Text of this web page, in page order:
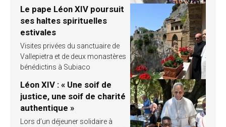
Le pape Léon XIV poursuit
ses haltes spirituelles
estivales
Visites privées du sanctuaire de
Vallepietra et de deux monastères
bénédictins à Subiaco
Léon XIV : « Une soif de
justice, une soif de charité
authentique »
Lors d’un déjeuner solidaire à